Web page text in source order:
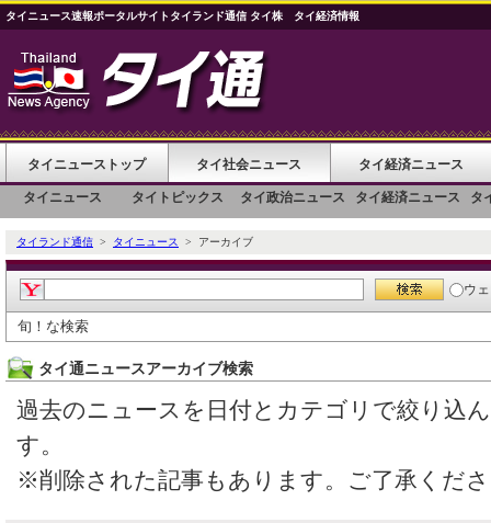
タイニュース速報ポータルサイトタイランド通信 タイ株 タイ経済情報
タイニューストップ タイ社会ニュース タイ経済ニュース
タイニュース タイトピックス タイ政治ニュース タイ経済ニュース タ
タイランド通信 > タイニュース > アーカイブ
ウ
旬！な検索
タイ通ニュースアーカイブ検索
過去のニュースを日付とカテゴリで絞り込
す。
※削除された記事もあります。ご了承くだ